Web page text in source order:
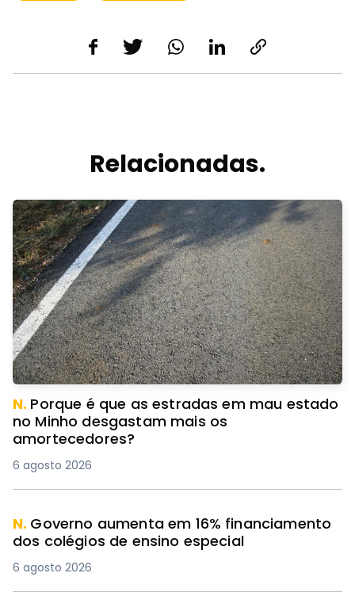
Relacionadas.
N. Porque é que as estradas em mau estado
no Minho desgastam mais os
amortecedores?
6 agosto 2026
N. Governo aumenta em 16% financiamento
dos colégios de ensino especial
6 agosto 2026